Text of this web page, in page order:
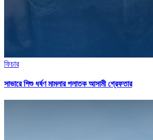
ফিচার
সাভারে শিশু ধর্ষণ মামলার পলাতক আসামী গ্রেফতার